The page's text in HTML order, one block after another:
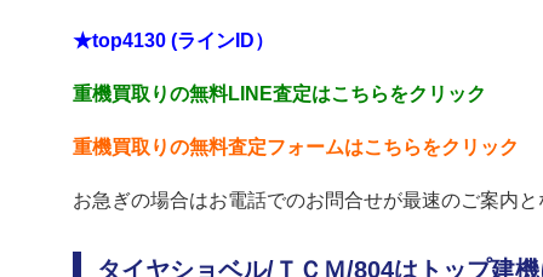
★top4130 (ラインID）
重機買取りの無料LINE査定はこちらをクリック
重機買取りの無料査定フォームはこちらをクリック
お急ぎの場合はお電話でのお問合せが最速のご案内
タイヤショベル/ＴＣＭ/804はトップ建